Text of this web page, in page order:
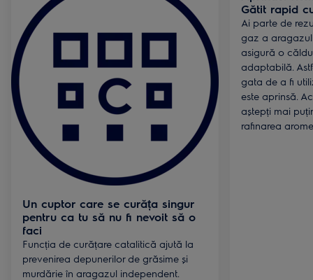
Un cuptor care se curăța singur
pentru ca tu să nu fi nevoit să o
faci
Funcția de curățare catalitică ajută la
prevenirea depunerilor de grăsime și
murdărie în aragazul independent.
Gătit rapid
Ai parte de
gaz a
asigură o
adaptabilă.
gata de a fi
este aprinsă.
aștepți mai
rafinarea